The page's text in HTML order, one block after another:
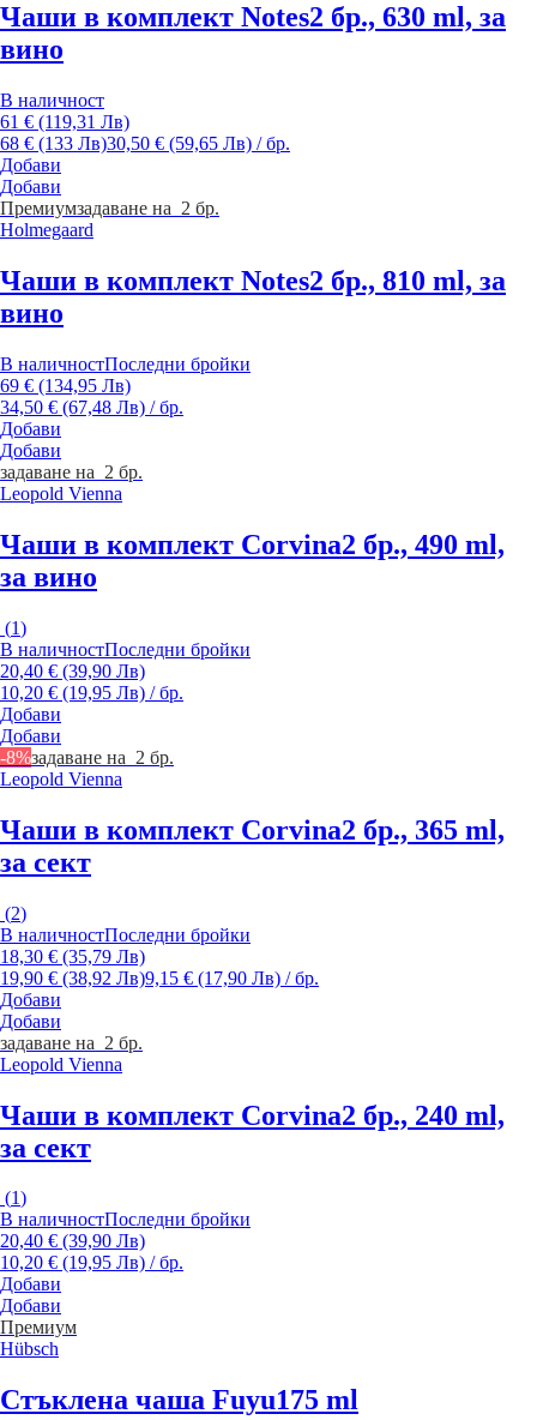
Чаши в комплект Notes2 бр., 630 ml, за
вино
В наличност
61 € (119,31 Лв)
68 € (133 Лв)30,50 € (59,65 Лв) / бр.
Добави
Добави
Премиумзадаване на 2 бр.
Holmegaard
Чаши в комплект Notes2 бр., 810 ml, за
вино
В наличностПоследни бройки
69 € (134,95 Лв)
34,50 € (67,48 Лв) / бр.
Добави
Добави
задаване на 2 бр.
Leopold Vienna
Чаши в комплект Corvina2 бр., 490 ml,
за вино
(1)
В наличностПоследни бройки
20,40 € (39,90 Лв)
10,20 € (19,95 Лв) / бр.
Добави
Добави
-8%задаване на 2 бр.
Leopold Vienna
Чаши в комплект Corvina2 бр., 365 ml,
за сект
(2)
В наличностПоследни бройки
18,30 € (35,79 Лв)
19,90 € (38,92 Лв)9,15 € (17,90 Лв) / бр.
Добави
Добави
задаване на 2 бр.
Leopold Vienna
Чаши в комплект Corvina2 бр., 240 ml,
за сект
(1)
В наличностПоследни бройки
20,40 € (39,90 Лв)
10,20 € (19,95 Лв) / бр.
Добави
Добави
Премиум
Hübsch
Стъклена чаша Fuyu175 ml